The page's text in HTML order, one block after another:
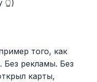
👆)
того, как
Без рекламы. Без
карты,